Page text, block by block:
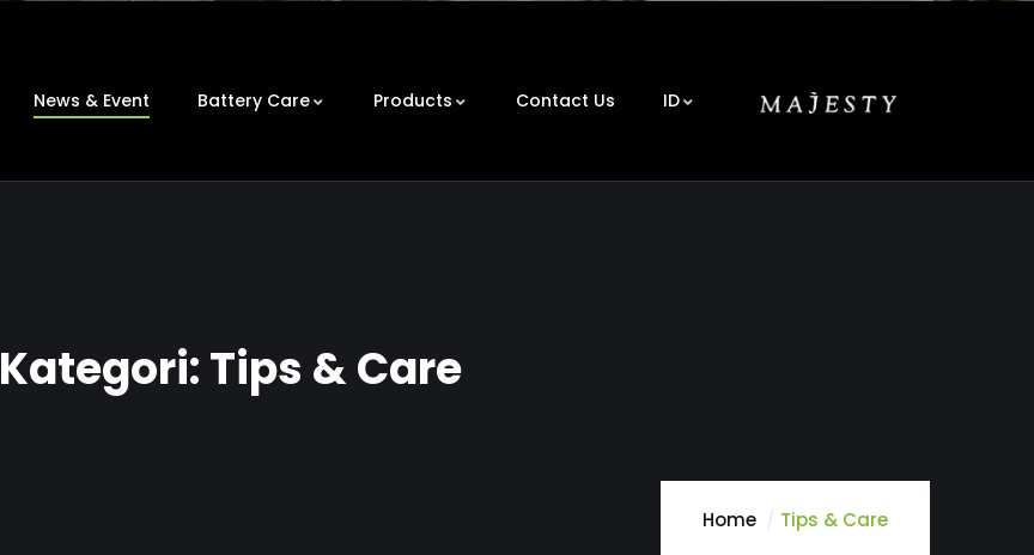
News & Event Battery Care Products Contact Us ID
Kategori:Tips & Care
Home Tips & Care